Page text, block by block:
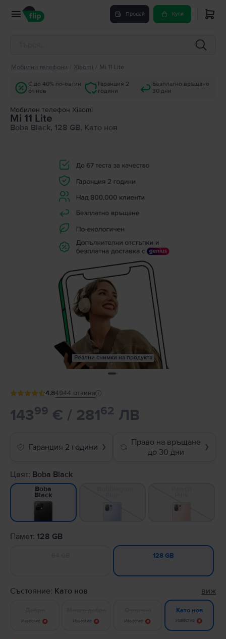
Продай Купи
Мобилни телефони Xiaomi Mi 11 Lite
С до 40% по-евтин
от нов
Гаранция 2
години
Безплатно връщане
30 дни
Мобилен телефон Xiaomi
Mi 11 Lite
Boba Black, 128 GB, Като нов
Реални снимки на продукта
4.84944 отзива
14399 € / 28162 ЛВ
Гаранция 2 години ❯
Право на връщане
до 30 дни
❯
Цвят: Boba Black
Boba
Black
Памет: 128 GB
128 GB
Състояние: Като нов виж
Известие Известие Известие
Като нов
Известие